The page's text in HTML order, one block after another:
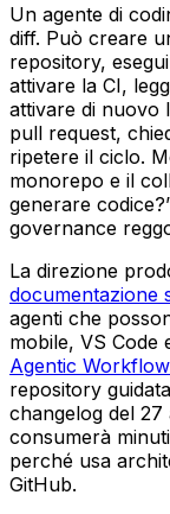
Un agente di
diff. Può creare
repository,
attivare la CI,
attivare di nuovo
pull request,
ripetere il ciclo.
monorepo e il
generare
governance
La direzione
documentazione
agenti che
mobile, VS Code
Agentic
repository
changelog del
consumerà
perché usa
GitHub.